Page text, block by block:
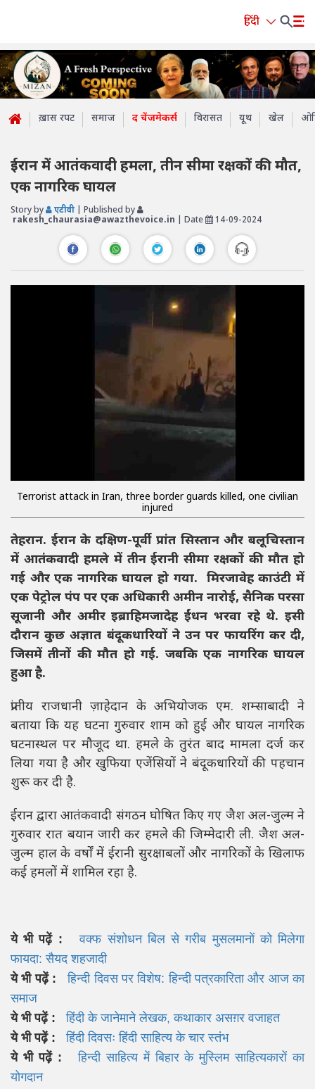
हिंदी
ख़ास रपट समाज द चेंजमेकर्स विरासत यूथ खेल
ईरान में आतंकवादी हमला, तीन सीमा रक्षकों की मौत,
एक नागरिक घायल
Story by एटीवी | Published by
rakesh_chaurasia@awazthevoice.in
| Date 14-09-2024
Terrorist attack in Iran, three border guards killed, one civilian
injured
तेहरान. ईरान के दक्षिण-पूर्वी प्रांत सिस्तान और बलूचिस्तान
में आतंकवादी हमले में तीन ईरानी सीमा रक्षकों की मौत हो
गई और एक नागरिक घायल हो गया. मिरजावेह काउंटी में
एक पेट्रोल पंप पर एक अधिकारी अमीन नारोई, सैनिक परसा
सूजानी और अमीर इब्राहिमजादेह ईंधन भरवा रहे थे. इसी
दौरान कुछ अज्ञात बंदूकधारियों ने उन पर फायरिंग कर दी,
जिसमें तीनों की मौत हो गई. जबकि एक नागरिक घायल
हुआ है.
प्रांतीय राजधानी ज़ाहेदान के अभियोजक एम. शम्साबादी ने
बताया कि यह घटना गुरुवार शाम को हुई और घायल नागरिक
घटनास्थल पर मौजूद था. हमले के तुरंत बाद मामला दर्ज कर
लिया गया है और खुफिया एजेंसियों ने बंदूकधारियों की पहचान
शुरू कर दी है.
ईरान द्वारा आतंकवादी संगठन घोषित किए गए जैश अल-जुल्म ने
गुरुवार रात बयान जारी कर हमले की जिम्मेदारी ली. जैश अल-
जुल्म हाल के वर्षों में ईरानी सुरक्षाबलों और नागरिकों के खिलाफ
कई हमलों में शामिल रहा है.
ये भी पढ़ें :
वक्फ संशोधन बिल से गरीब मुसलमानों को मिलेगा
फायदा: सैयद शहजादी
ये भी पढ़ें :
हिन्दी दिवस पर विशेष: हिन्दी पत्रकारिता और आज का
समाज
ये भी पढ़ें :
हिंदी के जानेमाने लेखक, कथाकार असग़र वजाहत
ये भी पढ़ें :
हिंदी दिवसः हिंदी साहित्य के चार स्तंभ
ये भी पढ़ें :
हिन्दी साहित्य में बिहार के मुस्लिम साहित्यकारों का
योगदान